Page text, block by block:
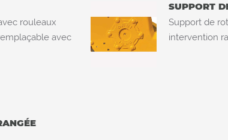
rouleaux
avec
SUPPORT
Support de
intervention